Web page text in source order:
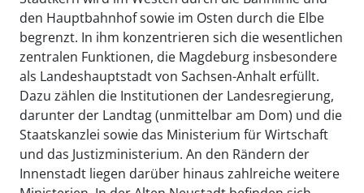
den Hauptbahnhof sowie im Osten durch die Elbe
begrenzt. In ihm konzentrieren sich die wesentlichen
zentralen Funktionen, die Magdeburg insbesondere
als Landeshauptstadt von Sachsen-Anhalt erfüllt.
Dazu zählen die Institutionen der Landesregierung,
darunter der Landtag (unmittelbar am Dom) und die
Staatskanzlei sowie das Ministerium für Wirtschaft
und das Justizministerium. An den Rändern der
Innenstadt liegen darüber hinaus zahlreiche weitere